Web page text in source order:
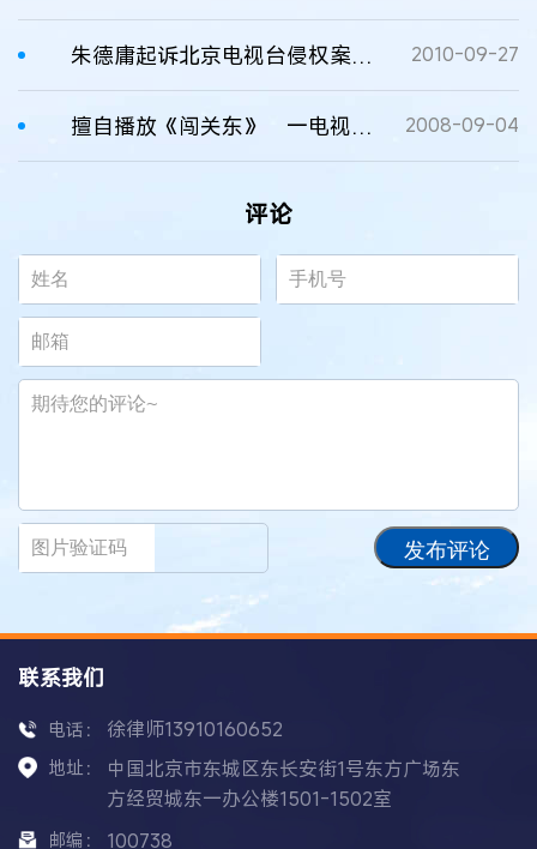
朱德庸起诉北京电视台侵权案二审开庭 2010-09-27
擅自播放《闯关东》 一电视台被判侵权 2008-09-04
评论
发布评论
联系我们
电话： 徐律师13910160652
地址：
中国北京市东城区东长安街1号东方广场东
方经贸城东一办公楼1501-1502室
邮编： 100738